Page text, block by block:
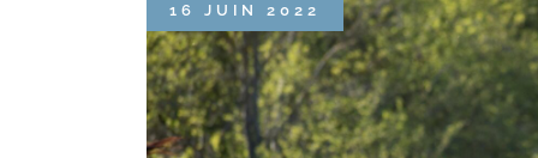
16 JUIN 2022